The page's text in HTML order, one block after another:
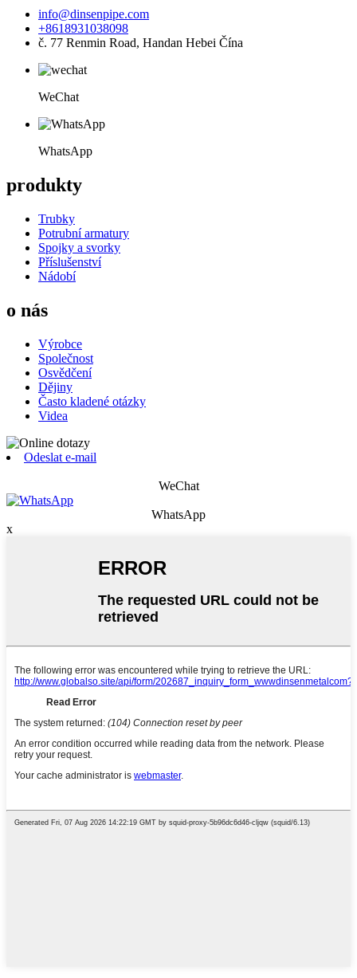
info@dinsenpipe.com
+8618931038098
č. 77 Renmin Road, Handan Hebei Čína
WeChat
WhatsApp
produkty
Trubky
Potrubní armatury
Spojky a svorky
Příslušenství
Nádobí
o nás
Výrobce
Společnost
Osvědčení
Dějiny
Často kladené otázky
Videa
Odeslat e-mail
WeChat
WhatsApp
x